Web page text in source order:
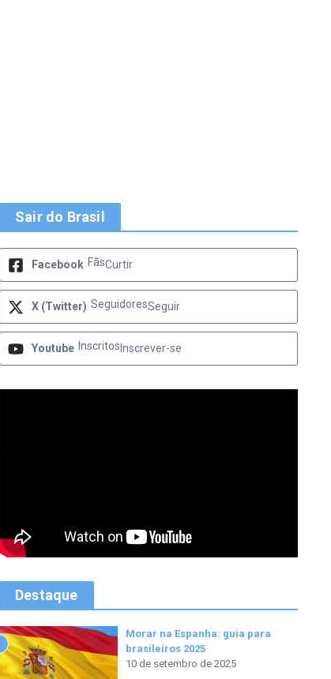
Sair do Brasil
Facebook FãsCurtir
X (Twitter) SeguidoresSeguir
Youtube Inscritos Inscrever-se
Destaque
Morar na Espanha: guia para
brasileiros 2025
10 de setembro de 2025